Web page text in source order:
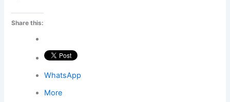
Share this:
WhatsApp
More